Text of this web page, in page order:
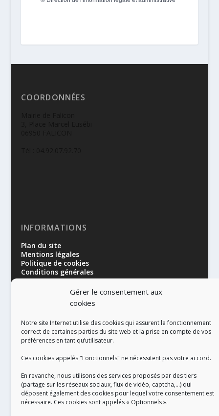
Gérer le consentement aux
cookies
Notre site Internet utilise des cookies qui assurent le fonctionnement
correct de certaines parties du site web et la prise en compte de vos
préférences en tant qu’utilisateur.
Ces cookies appelés "Fonctionnels" ne nécessitent pas votre accord.
En revanche, nous utilisons des services proposés par des tiers
(partage sur les réseaux sociaux, flux de vidéo, captcha,...) qui
déposent également des cookies pour lequel votre consentement est
nécessaire. Ces cookies sont appelés « Optionnels ».
COORDONNÉES
INFORMATIONS
Plan du site
Mentions légales
Politique de cookies
Conditions générales